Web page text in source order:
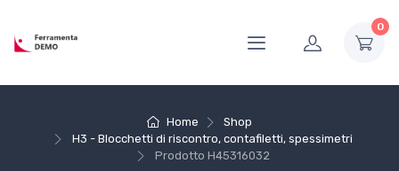
0
Home
Shop
H3 - Blocchetti di riscontro, contafiletti, spessimetri
Prodotto H45316032